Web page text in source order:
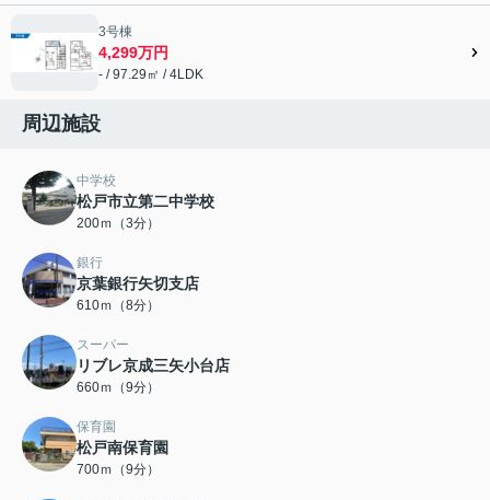
3号棟
4,299万円
- / 97.29㎡ / 4LDK
周辺施設
中学校
松戸市立第二中学校
200ｍ（3分）
銀行
京葉銀行矢切支店
610ｍ（8分）
スーパー
リブレ京成三矢小台店
660ｍ（9分）
保育園
松戸南保育園
700ｍ（9分）